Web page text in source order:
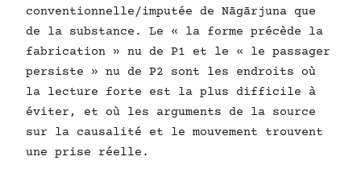
conventionnelle/imputée de Nāgārjuna que
de la substance. Le « la forme précède la
fabrication » nu de P1 et le « le passager
persiste » nu de P2 sont les endroits où
la lecture forte est la plus difficile à
éviter, et où les arguments de la source
sur la causalité et le mouvement trouvent
une prise réelle.